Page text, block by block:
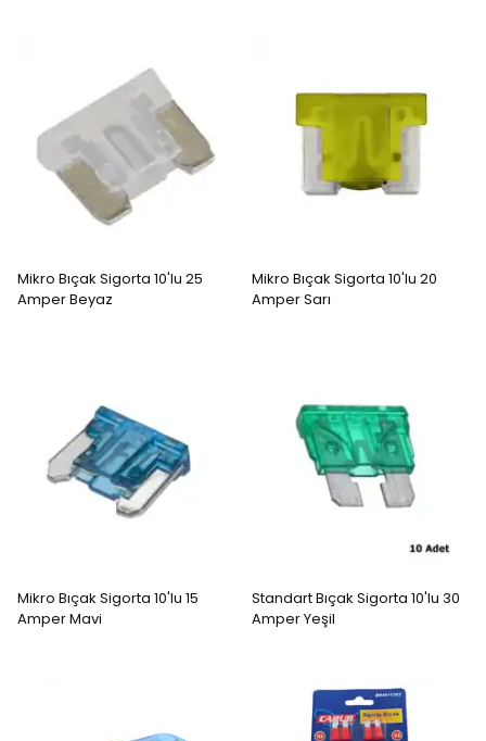
Mikro Bıçak Sigorta 10'lu 25
Amper Beyaz
Mikro Bıçak Sigorta 10'lu 20
Amper Sarı
Mikro Bıçak Sigorta 10'lu 15
Amper Mavi
Standart Bıçak Sigorta 10'lu 30
Amper Yeşil